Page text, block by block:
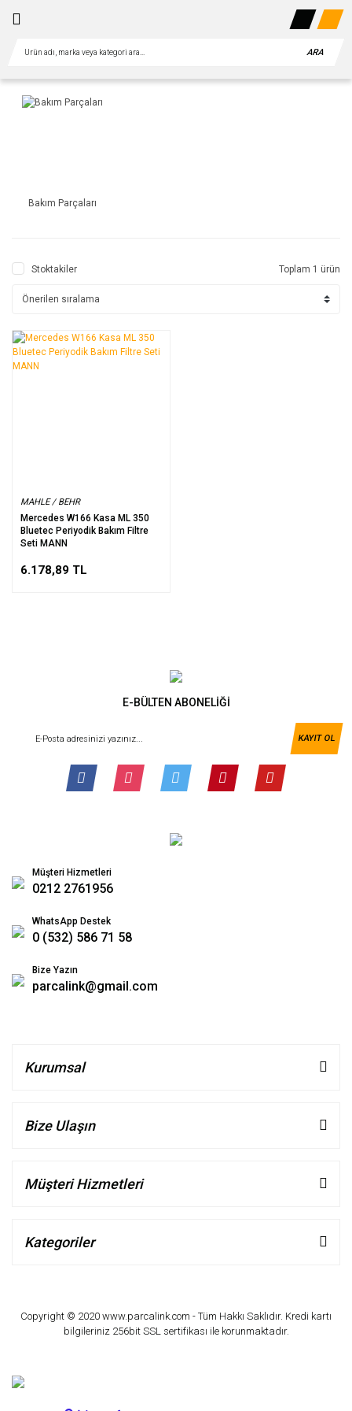
ARA
Bakım Parçaları
Stoktakiler Toplam 1 ürün
MAHLE / BEHR
Mercedes W166 Kasa ML 350
Bluetec Periyodik Bakım Filtre
Seti MANN
6.178,89 TL
E-BÜLTEN ABONELİĞİ
KAYIT OL
Müşteri Hizmetleri
0212 2761956
WhatsApp Destek
0 (532) 586 71 58
Bize Yazın
parcalink@gmail.com
Kurumsal
Bize Ulaşın
Müşteri Hizmetleri
Kategoriler
Copyright © 2020 www.parcalink.com - Tüm Hakkı Saklıdır. Kredi kartı
bilgileriniz 256bit SSL sertifikası ile korunmaktadır.